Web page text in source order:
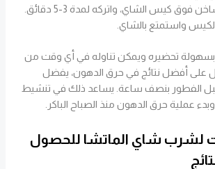
فوق كيس الشاي، واتركه لمدة 3-5 دقائق.
واستمتع بالشاي.
بسهولة تحضيره ويمكن تناوله في أي وقت من
على أفضل نتائج في حرق الدهون، يفضل
قبل الفطور بنصف ساعة. يساعد ذلك في تنشيط
عملية حرق الدهون منذ الصباح الباكر.
لشرب شاي الماتشا للحصول